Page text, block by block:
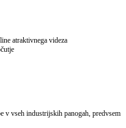
atraktivnega videza
vseh industrijskih panogah, predvsem